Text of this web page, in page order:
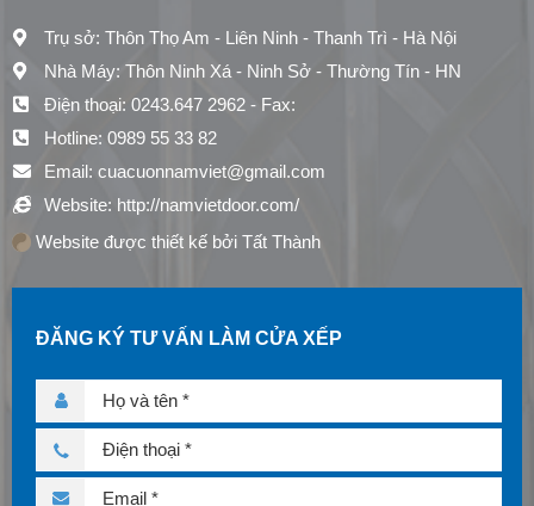
Trụ sở: Thôn Thọ Am - Liên Ninh - Thanh Trì - Hà Nội
Nhà Máy: Thôn Ninh Xá - Ninh Sở - Thường Tín - HN
Điện thoại: 0243.647 2962 - Fax:
Hotline: 0989 55 33 82
Email: cuacuonnamviet@gmail.com
Website: http://namvietdoor.com/
Website được thiết kế bởi Tất Thành
ĐĂNG KÝ TƯ VẤN LÀM CỬA XẾP